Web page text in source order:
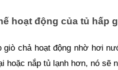
hoạt động của tủ hấp
giò chả hoạt động nhờ hơi
hoặc nắp tủ lạnh hơn, nó sẽ